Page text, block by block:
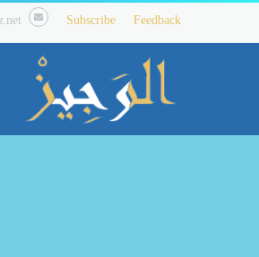
Feedback
Subscribe